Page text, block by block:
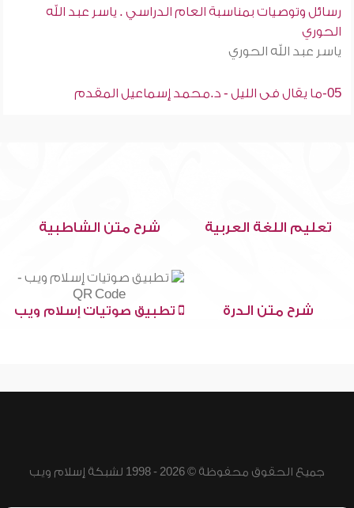
رسائل وتوصيات بمناسبة العام الدراسي . ياسر عبد الله
الحوري
ياسر عبد الله الحوري
05-ما يقال فى الليل - د.محمد إسماعيل المقدم
تعليم اللغة العربية شرح متن الشاطبية
شرح متن الدرة تطبيق صوتيات إسلام ويب
جميع الحقوق محفوظة © 2026 - 1998 لشبكة إسلام ويب